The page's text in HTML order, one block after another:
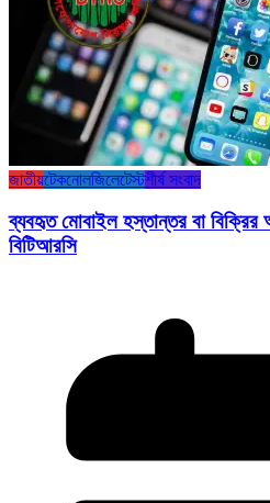
জাতীয়টেকনোলজিলেটেস্টশীর্ষ সংবাদ
ব্যবহৃত মোবাইল হস্তান্তর বা বিক্রির
বিটিআরসি